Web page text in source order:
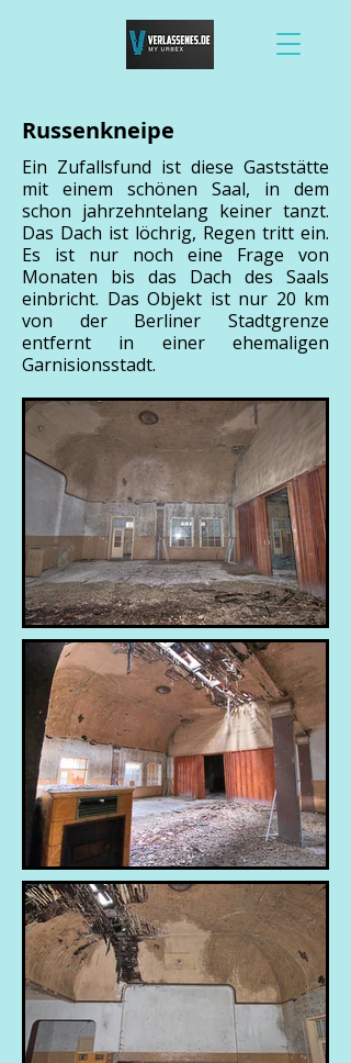
Russenkneipe
Ein Zufallsfund ist diese Gaststätte
mit einem schönen Saal, in dem
schon jahrzehntelang keiner tanzt.
Das Dach ist löchrig, Regen tritt ein.
Es ist nur noch eine Frage von
Monaten bis das Dach des Saals
einbricht. Das Objekt ist nur 20 km
von der Berliner Stadtgrenze
entfernt in einer ehemaligen
Garnisionsstadt.